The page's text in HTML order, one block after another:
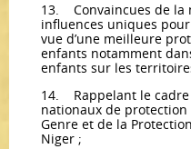
13. Convaincues de la
influences uniques
vue d’une meilleure
enfants notamment
enfants sur les
14. Rappelant le cadre
nationaux de
Genre et de la
Niger ;